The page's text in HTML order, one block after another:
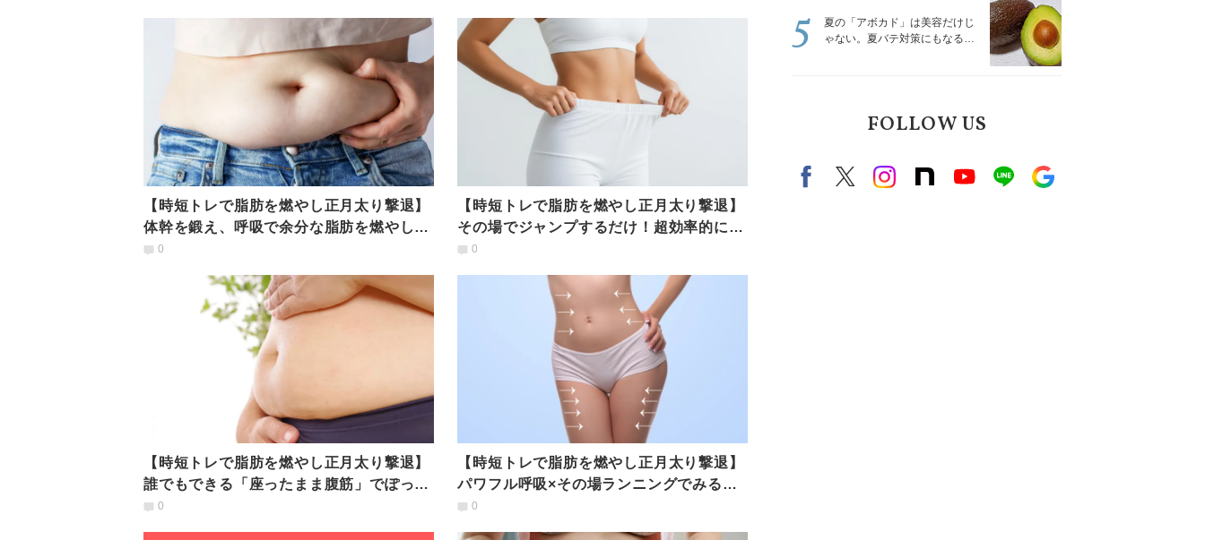
【時短トレで脂肪を燃やし正月太り撃退】
体幹を鍛え、呼吸で余分な脂肪を燃やし下
腹のたるみをすっきり！
0
【時短トレで脂肪を燃やし正月太り撃退】
その場でジャンプするだけ！超効率的に代
謝UP、脂肪をためない痩せ体質に
0
【時短トレで脂肪を燃やし正月太り撃退】
誰でもできる「座ったまま腹筋」でぽっこ
り下腹をへこませる！
0
【時短トレで脂肪を燃やし正月太り撃退】
パワフル呼吸×その場ランニングでみるみ
る脂肪が落ちて全身痩せへ
0
夏の「アボカド」は美容だけじ
ゃない。夏バテ対策にもなる意
5
FOLLOW US
FacebookX（旧twitter）
instagram
note Youtubeline